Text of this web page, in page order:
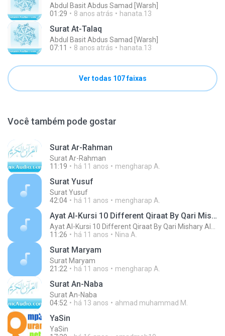
Abdul Basit Abdus Samad [Warsh]
01:29
8 anos atrás hanata.13
Surat At-Talaq
Abdul Basit Abdus Samad [Warsh]
07:11
8 anos atrás hanata.13
Ver todas 107 faixas
Você também pode gostar
Surat Ar-Rahman
Surat Ar-Rahman
11:19
há 11 anos mengharap A.
Surat Yusuf
Surat Yusuf
42:04
há 11 anos mengharap A.
Ayat Al-Kursi 10 Different Qiraat By Qari Mishary Al-Rashid Al Afasy
11:26
há 11 anos Nina A.
Surat Maryam
Surat Maryam
21:22
há 11 anos mengharap A.
Surat An-Naba
Surat An-Naba
04:52
há 13 anos ahmad muhammad M.
Ya­Sin
Ya­Sin